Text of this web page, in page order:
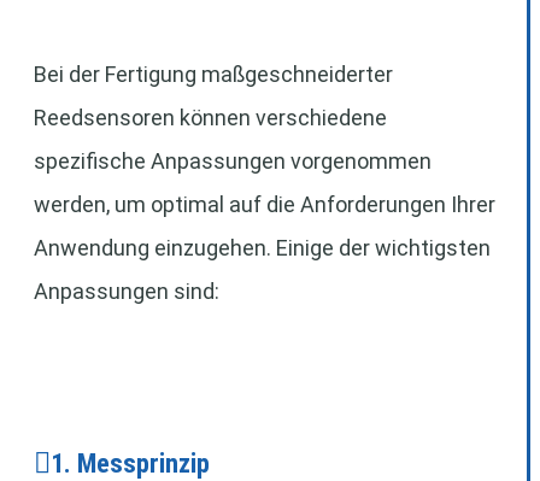
Bei der Fertigung maßgeschneiderter
Reedsensoren können verschiedene
spezifische Anpassungen vorgenommen
werden, um optimal auf die Anforderungen Ihrer
Anwendung einzugehen. Einige der wichtigsten
Anpassungen sind:
1. Messprinzip